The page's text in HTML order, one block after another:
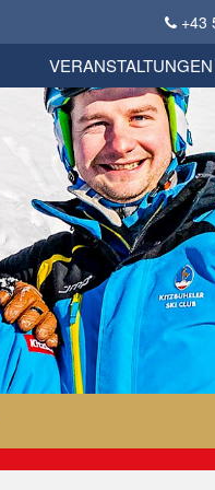
+43
KSC Sportgeschichte
Bekleidungsshop
VERANSTALTUNGEN